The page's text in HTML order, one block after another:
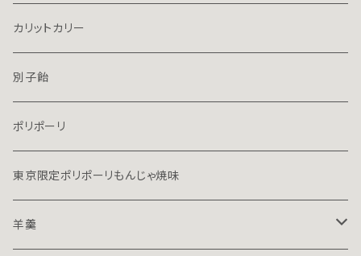
カリットカリー
別子飴
ポリポーリ
東京限定ポリポーリもんじゃ焼味
羊羹